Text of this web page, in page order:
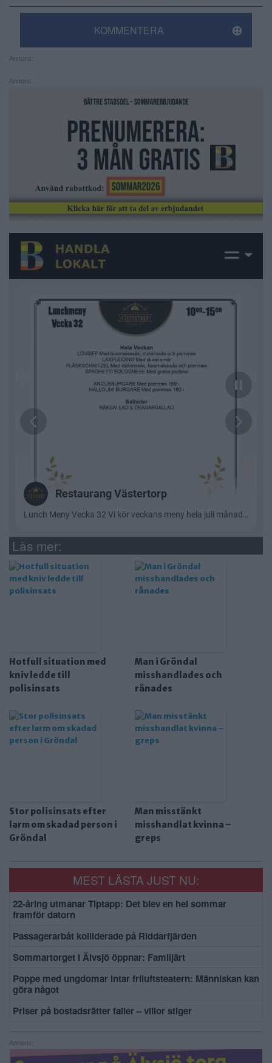
KOMMENTERA
Annons:
Annons:
Läs mer:
Hotfull situation med
kniv ledde till
polisinsats
Man i Gröndal
misshandlades och
rånades
Stor polisinsats efter
larm om skadad person i
Gröndal
Man misstänkt
misshandlat kvinna –
greps
MEST LÄSTA JUST NU:
22-åring utmanar Tiptapp: Det blev en hel sommar
framför datorn
Passagerarbåt kolliderade på Riddarfjärden
Sommartorget i Älvsjö öppnar: Familjärt
Poppe med ungdomar intar friluftsteatern: Människan kan
göra något
Priser på bostadsrätter faller – villor stiger
Annons: